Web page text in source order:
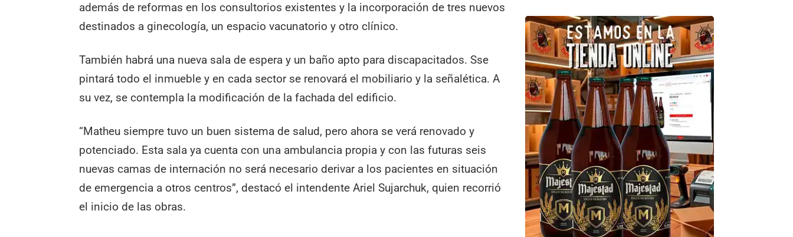
además de reformas en los consultorios existentes y la incorporación de tres nuevos
destinados a ginecología, un espacio vacunatorio y otro clínico.
También habrá una nueva sala de espera y un baño apto para discapacitados. Sse
pintará todo el inmueble y en cada sector se renovará el mobiliario y la señalética. A
su vez, se contempla la modificación de la fachada del edificio.
“Matheu siempre tuvo un buen sistema de salud, pero ahora se verá renovado y
potenciado. Esta sala ya cuenta con una ambulancia propia y con las futuras seis
nuevas camas de internación no será necesario derivar a los pacientes en situación
de emergencia a otros centros”, destacó el intendente Ariel Sujarchuk, quien recorrió
el inicio de las obras.